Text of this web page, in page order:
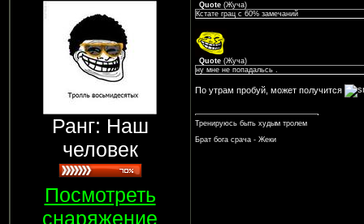
Ранг: Наш
человек
Посмотреть
снаряжение
Quote(Жуча)
Кстате грац с 60% замечаний
Quote(Жуча)
ну мне не попадальсь .
По утрам пробуй, может получится
Тренируюсь быть худым тролем
Брат бога срача - Жеки